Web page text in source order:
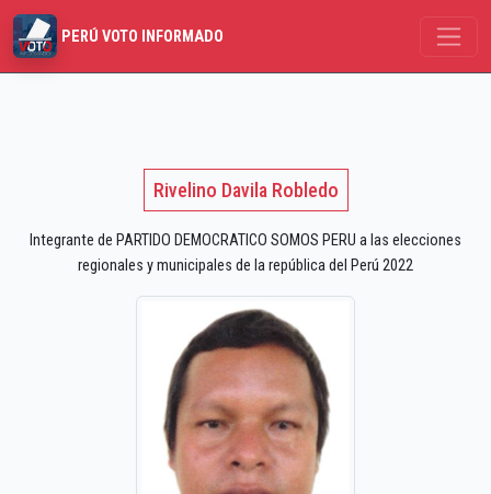
PERÚ VOTO INFORMADO
Rivelino Davila Robledo
Integrante de PARTIDO DEMOCRATICO SOMOS PERU a las elecciones
regionales y municipales de la república del Perú 2022